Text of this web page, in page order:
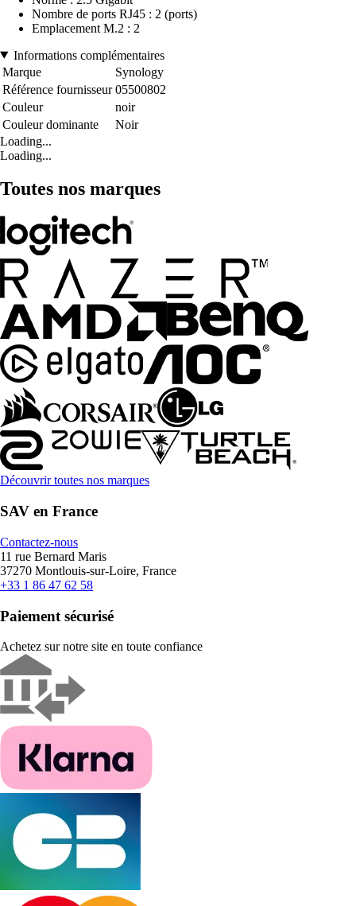
Nombre de ports RJ45 : 2 (ports)
Emplacement M.2 : 2
Informations complémentaires
Marque
Synology
Référence fournisseur 05500802
Couleur
noir
Couleur dominante
Noir
Loading...
Loading...
Toutes nos marques
Découvrir toutes nos marques
SAV en France
Contactez-nous
11 rue Bernard Maris
37270 Montlouis-sur-Loire, France
+33 1 86 47 62 58
Paiement sécurisé
Achetez sur notre site en toute confiance